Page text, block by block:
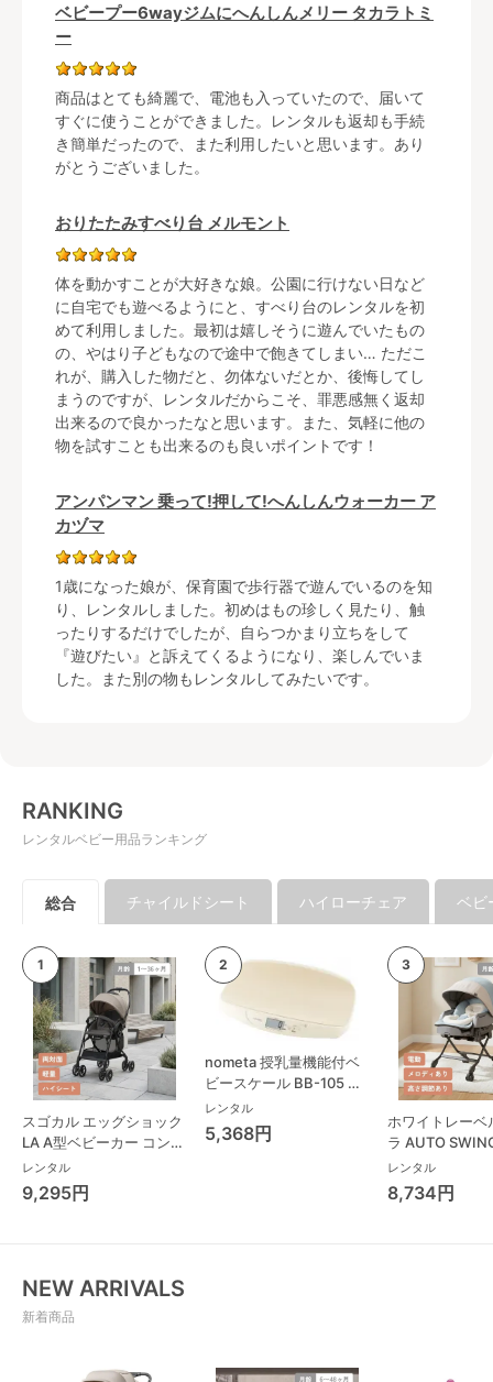
ベビープー6wayジムにへんしんメリー タカラトミ
ー
商品はとても綺麗で、電池も入っていたので、届いて
すぐに使うことができました。レンタルも返却も手続
き簡単だったので、また利用したいと思います。あり
がとうございました。
おりたたみすべり台 メルモント
体を動かすことが大好きな娘。公園に行けない日など
に自宅でも遊べるようにと、すべり台のレンタルを初
めて利用しました。最初は嬉しそうに遊んでいたもの
の、やはり子どもなので途中で飽きてしまい… ただこ
れが、購入した物だと、勿体ないだとか、後悔してし
まうのですが、レンタルだからこそ、罪悪感無く返却
出来るので良かったなと思います。また、気軽に他の
物を試すことも出来るのも良いポイントです！
アンパンマン 乗って!押して!へんしんウォーカー ア
カヅマ
1歳になった娘が、保育園で歩行器で遊んでいるのを知
り、レンタルしました。初めはもの珍しく見たり、触
ったりするだけでしたが、自らつかまり立ちをして
『遊びたい』と訴えてくるようになり、楽しんでいま
した。また別の物もレンタルしてみたいです。
RANKING
レンタルベビー用品ランキング
総合 チャイルドシート ハイローチェア ベビ
スゴカル エッグショック
LA A型ベビーカー コンビ
(Combi)
レンタル
9,295円
nometa 授乳量機能付ベ
ビースケール BB-105 タ
ニタ(TANITA) ベビースケ
ール・体重計
レンタル
5,368円
ホワイトレーベ
ラ AUTO
Long スリープ
コンビ(Combi)
チェア・ベビー
レンタル
8,734円
NEW ARRIVALS
新着商品